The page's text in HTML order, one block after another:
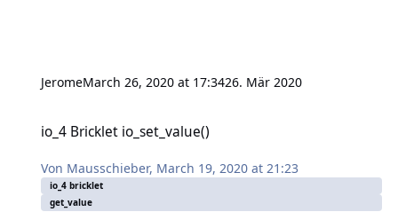
JeromeMarch 26, 2020 at 17:3426. Mär 2020
io_4 Bricklet io_set_value()
Von Mausschieber, March 19, 2020 at 21:23
io_4 bricklet
get_value